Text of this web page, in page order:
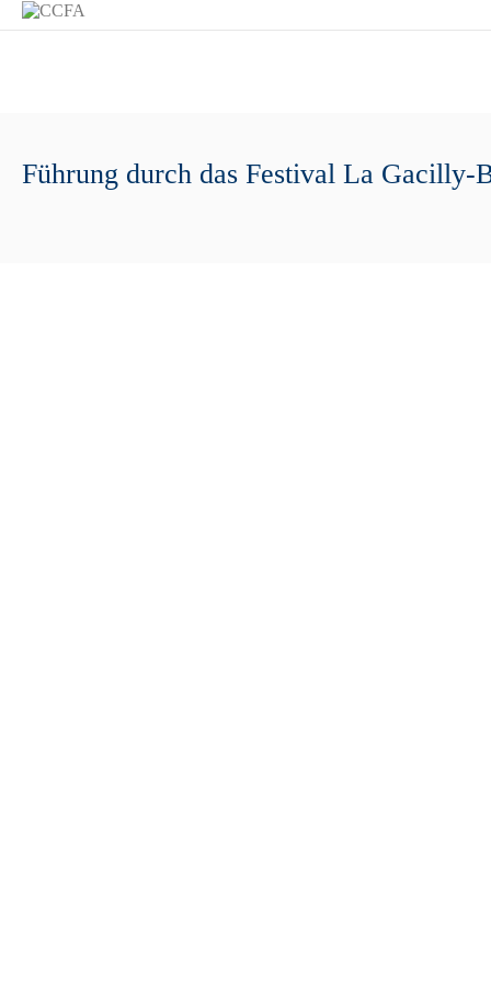
Führung durch das Festival La Gacilly-